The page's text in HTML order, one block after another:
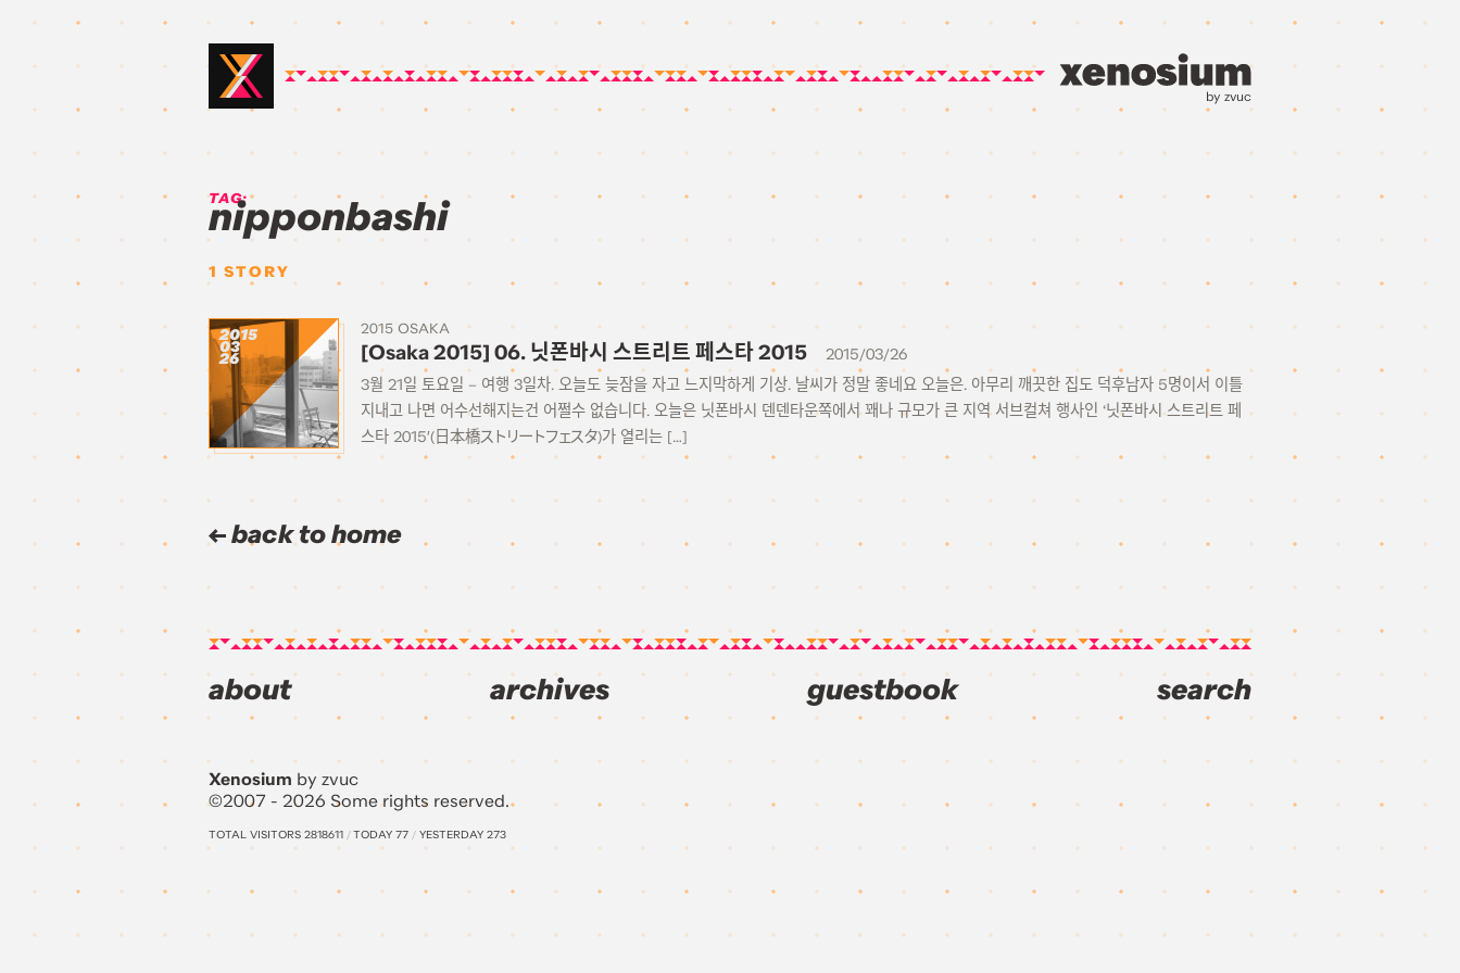
by zvuc
TAG:
nipponbashi
1 STORY
2015
03
26
2015 OSAKA
[Osaka 2015] 06. 닛폰바시 스트리트 페스타 2015
2015/03/26
3월 21일 토요일 – 여행 3일차. 오늘도 늦잠을 자고 느지막하게 기상. 날씨가 정말 좋네요 오늘은. 아무리 깨끗한 집도 덕후남자 5명이서 이틀
지내고 나면 어수선해지는건 어쩔수 없습니다. 오늘은 닛폰바시 덴덴타운쪽에서 꽤나 규모가 큰 지역 서브컬쳐 행사인 ‘닛폰바시 스트리트 페
스타 2015′(日本橋ストリートフェスタ)가 열리는 […]
back to home
about archives guestbook search
Xenosium by zvuc
©2007 - 2026 Some rights reserved.
TOTAL VISITORS 2818611 /TODAY 77 / YESTERDAY 273